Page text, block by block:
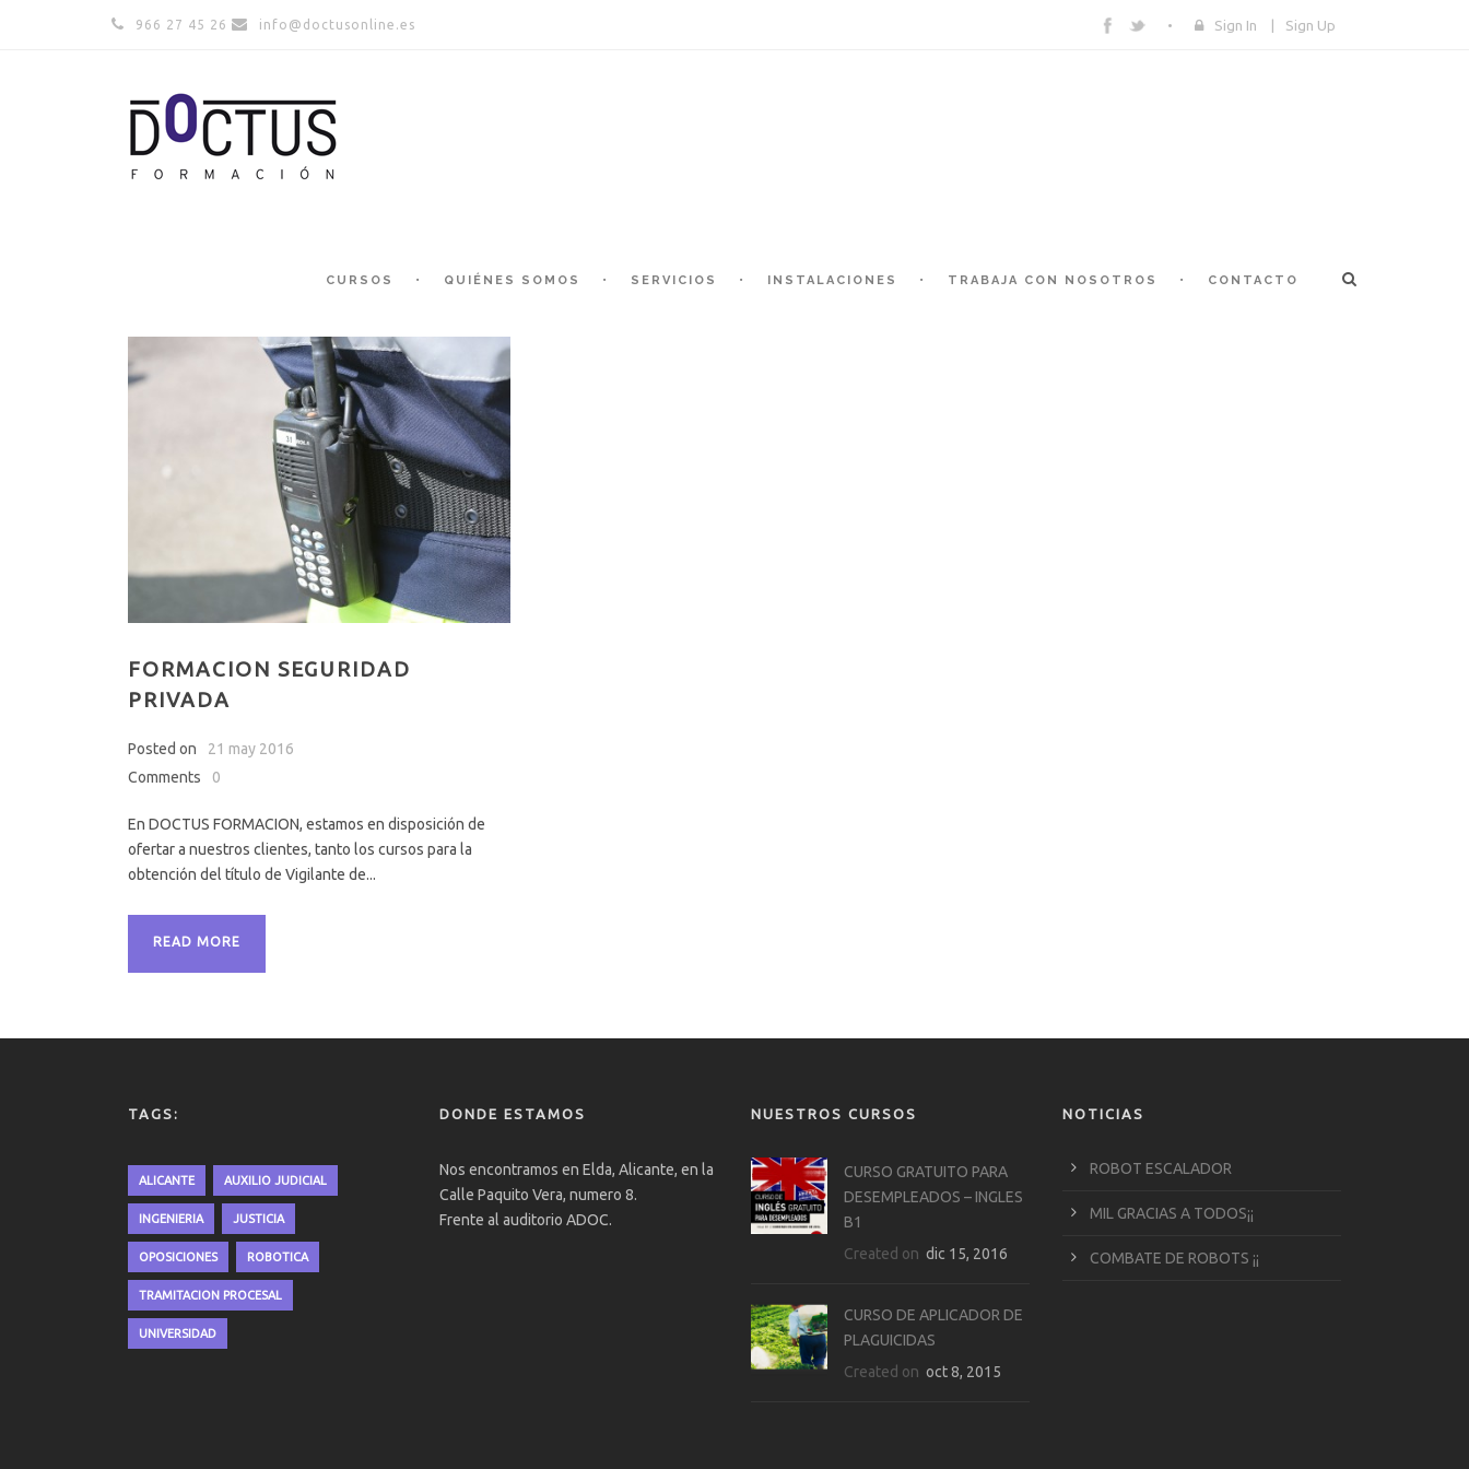
966 27 45 26 info@doctusonline.es Sign In Sign Up
CURSOS QUIÉNES SOMOS SERVICIOS INSTALACIONES TRABAJA CON NOSOTROS CONTACTO
FORMACION SEGURIDAD
PRIVADA
Posted on
21 may 2016
Comments
0
En DOCTUS FORMACION, estamos en disposición de
ofertar a nuestros clientes, tanto los cursos para la
obtención del título de Vigilante de...
READ MORE
TAGS:
ALICANTE AUXILIO JUDICIAL
INGENIERIA JUSTICIA
OPOSICIONES ROBOTICA
TRAMITACION PROCESAL
UNIVERSIDAD
DONDE ESTAMOS
Nos encontramos en Elda, Alicante, en la
Calle Paquito Vera, numero 8.
Frente al auditorio ADOC.
NUESTROS CURSOS
CURSO GRATUITO PARA
DESEMPLEADOS – INGLES
B1
Created on dic 15, 2016
CURSO DE APLICADOR DE
PLAGUICIDAS
Created on oct 8, 2015
NOTICIAS
ROBOT ESCALADOR
MIL GRACIAS A TODOS¡¡
COMBATE DE ROBOTS ¡¡